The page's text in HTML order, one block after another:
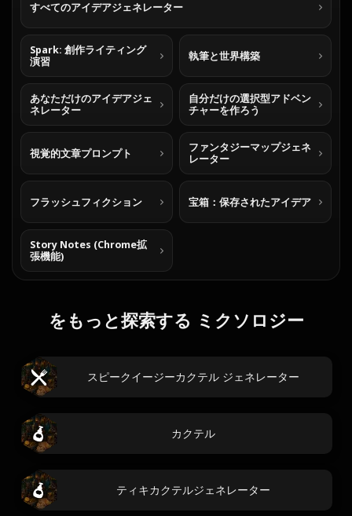
すべてのアイデアジェネレーター
Spark: 創作ライティング
演習
執筆と世界構築
あなただけのアイデアジェ
ネレーター
自分だけの選択型アドベン
チャーを作ろう
視覚的文章プロンプト
ファンタジーマップジェネ
レーター
フラッシュフィクション 宝箱：保存されたアイデア
Story Notes (Chrome拡
張機能)
をもっと探索する ミクソロジー
スピークイージーカクテル ジェネレーター
カクテル
ティキカクテルジェネレーター